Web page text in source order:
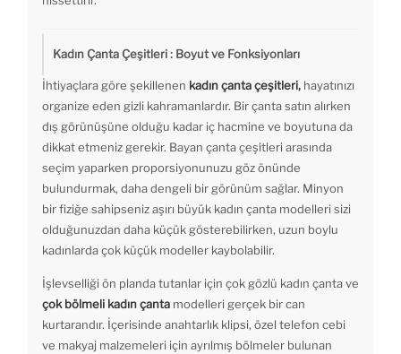
Kadın Çanta Çeşitleri : Boyut ve Fonksiyonları
İhtiyaçlara göre şekillenen kadın çanta çeşitleri, hayatınızı
organize eden gizli kahramanlardır. Bir çanta satın alırken
dış görünüşüne olduğu kadar iç hacmine ve boyutuna da
dikkat etmeniz gerekir. Bayan çanta çeşitleri arasında
seçim yaparken proporsiyonunuzu göz önünde
bulundurmak, daha dengeli bir görünüm sağlar. Minyon
bir fiziğe sahipseniz aşırı büyük kadın çanta modelleri sizi
olduğunuzdan daha küçük gösterebilirken, uzun boylu
kadınlarda çok küçük modeller kaybolabilir.
İşlevselliği ön planda tutanlar için çok gözlü kadın çanta ve
çok bölmeli kadın çanta modelleri gerçek bir can
kurtarandır. İçerisinde anahtarlık klipsi, özel telefon cebi
ve makyaj malzemeleri için ayrılmış bölmeler bulunan